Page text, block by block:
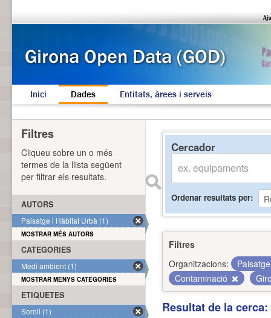
Inici Dades Entitats, àrees i serveis
Cercador
Ordenar resultats per
Filtres
Organitzacions:
Contaminació
Resultat de la
Filtres
Cliqueu sobre un o més
termes de la llista següent
per filtrar els resultats.
AUTORS
Paisatge i Hàbitat Urbà (1)
MOSTRAR MÉS AUTORS
CATEGORIES
Medi ambient (1)
MOSTRAR MENYS CATEGORIES
ETIQUETES
Soroll (1)